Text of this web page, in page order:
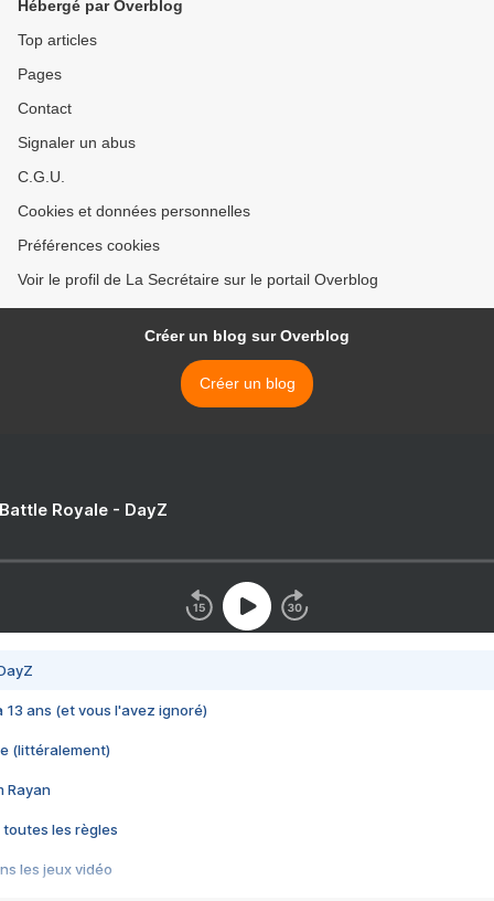
Hébergé par Overblog
Top articles
Pages
Contact
Signaler un abus
C.G.U.
Cookies et données personnelles
Préférences cookies
Voir le profil de La Secrétaire sur le portail Overblog
Créer un blog sur Overblog
Créer un blog
Royale - DayZ
13 ans (et vous l'avez ignoré)
(littéralement)
Rayan
toutes les règles
les jeux vidéo